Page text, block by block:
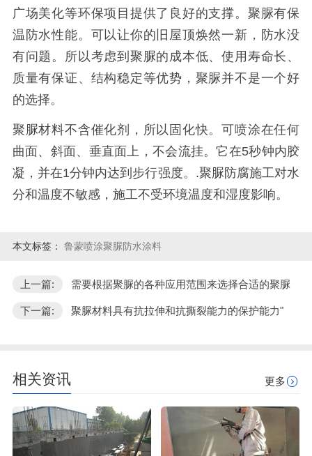
广场美化等环保项目提供了良好的支撑。聚脲有保
温防水性能。可以让你的旧屋顶焕然一新，防水没
有问题。所以考虑到聚脲的成本低、使用寿命长、
质量有保证、结构稳定等优势，聚脲并不是一个好
的选择。
聚脲材料不含催化剂，所以固化快。可喷涂在任何
曲面、斜面、垂直面上，不会流挂。它在5秒钟内胶
凝，并在1分钟内达到步行强度。.聚脲防腐施工对水
分和温度不敏感，施工不受环境温度和湿度影响。
本文标签： 鲁蒙喷涂聚脲防水涂料
上一篇: 需要根据聚脲的各种应用范围来选择合适的聚脲
下一篇: 聚脲材料具有抗拉伸和抗撕裂能力的保护能力"
相关资讯 更多